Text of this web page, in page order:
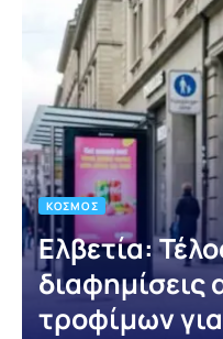
ΚΌΣΜΟΣ
Ελβετία:
διαφημίσεις
τροφίμων